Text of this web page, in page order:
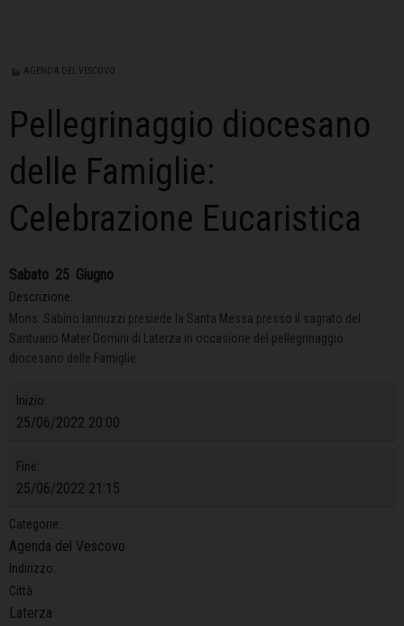
AGENDA DEL VESCOVO
Pellegrinaggio diocesano
delle Famiglie:
Celebrazione Eucaristica
Sabato 25 Giugno
Descrizione:
Mons. Sabino Iannuzzi presiede la Santa Messa presso il sagrato del
Santuario Mater Domini di Laterza in occasione del pellegrinaggio
diocesano delle Famiglie.
Inizio:
25/06/2022 20:00
Fine:
25/06/2022 21:15
Categorie:
Agenda del Vescovo
Indirizzo:
Città:
Laterza